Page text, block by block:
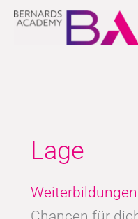
Zum
Inhalt
Lage
Weiterbildungen